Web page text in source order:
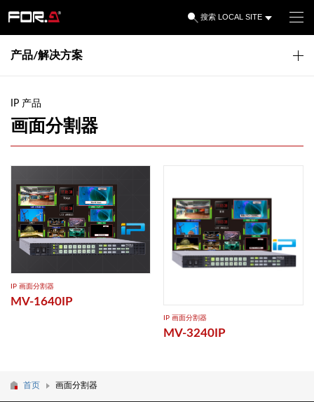
搜索 LOCAL SITE
产品/解决方案
IP 产品
画面分割器
IP ​画面分割器
MV-1640IP
IP ​画面分割器
MV-3240IP
首页 画面分割器